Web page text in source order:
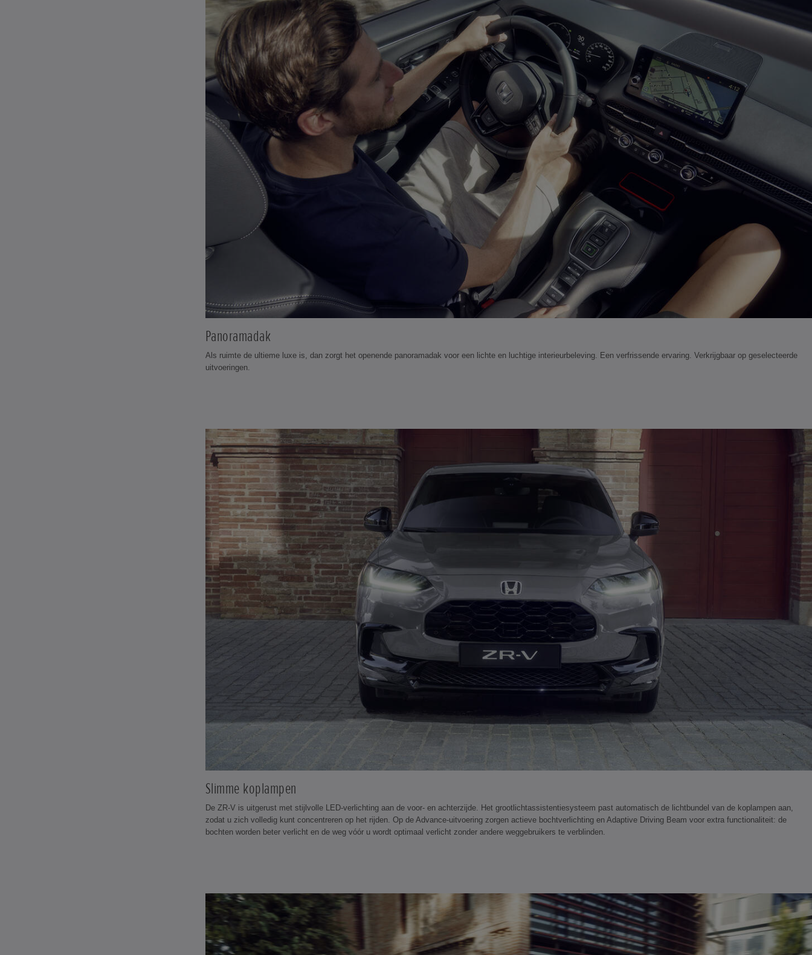
Panoramadak
Als ruimte de ultieme luxe is, dan zorgt het openende panoramadak voor een lichte en luchtige interieurbeleving. Een verfrissende ervaring. Verkrijgbaar op geselecteerde
uitvoeringen.
Slimme koplampen
De ZR-V is uitgerust met stijlvolle LED-verlichting aan de voor- en achterzijde. Het grootlichtassistentiesysteem past automatisch de lichtbundel van de koplampen aan,
zodat u zich volledig kunt concentreren op het rijden. Op de Advance-uitvoering zorgen actieve bochtverlichting en Adaptive Driving Beam voor extra functionaliteit: de
bochten worden beter verlicht en de weg vóór u wordt optimaal verlicht zonder andere weggebruikers te verblinden.